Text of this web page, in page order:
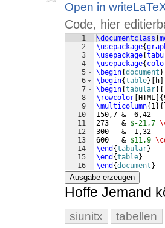
Open in
Code, hier
1
2
3
4
5
6
7
8
9
10
11
12
13
14
15
16
\documentclass{
\usepackage{
\usepackage{
\usepackage{
\begin{document }
\begin{table} h
\begin{tabular}{
\rowcolor
HTML {
\multicolumn{ 1}{
150,7
273   & $-21,7
300
600   & $11,9
\end {tabular}
\end {table}
\end {document }
Ausgabe erzeugen
Hoffe Jemand
siunitx tabellen